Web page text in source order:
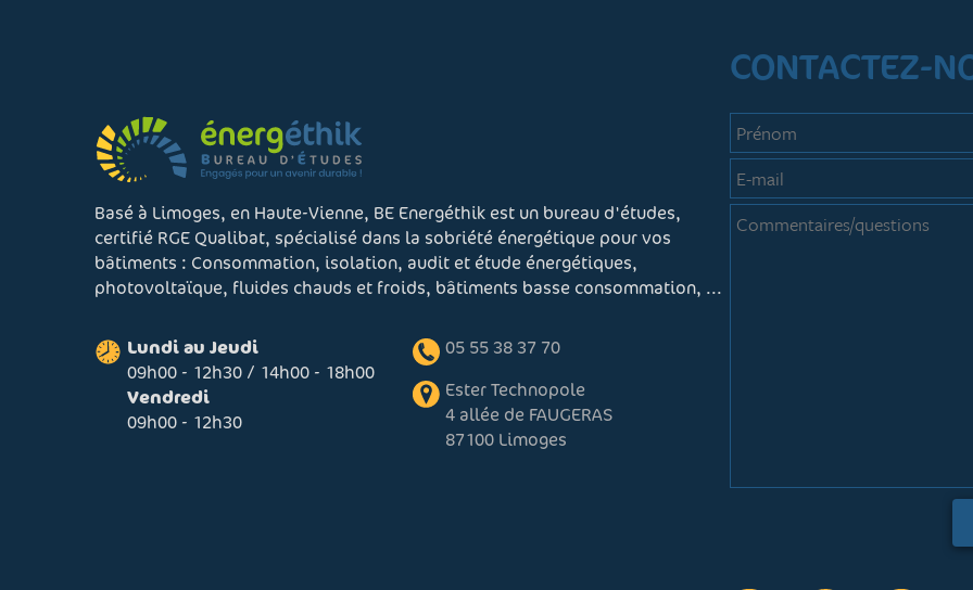
Basé à Limoges, en Haute-Vienne, BE Energéthik est un bureau d'études,
certifié RGE Qualibat, spécialisé dans la sobriété énergétique pour vos
bâtiments : Consommation, isolation, audit et étude énergétiques,
photovoltaïque, fluides chauds et froids, bâtiments basse consommation, ...
Lundi au Jeudi
09h00 - 12h30 / 14h00 - 18h00
Vendredi
09h00 - 12h30
05 55 38 37 70
Ester Technopole
4 allée de FAUGERAS
87100 Limoges
CONTACTEZ-